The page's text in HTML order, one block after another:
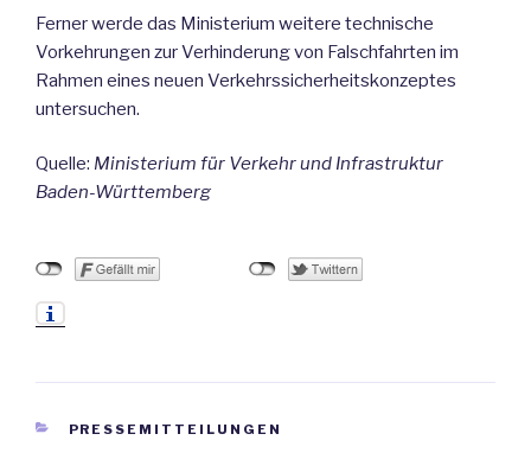
Ferner werde das Ministerium weitere technische
Vorkehrungen zur Verhinderung von Falschfahrten im
Rahmen eines neuen Verkehrssicherheitskonzeptes
untersuchen.
Quelle: Ministerium für Verkehr und Infrastruktur
Baden-Württemberg
KATEGORIEN
PRESSEMITTEILUNGEN